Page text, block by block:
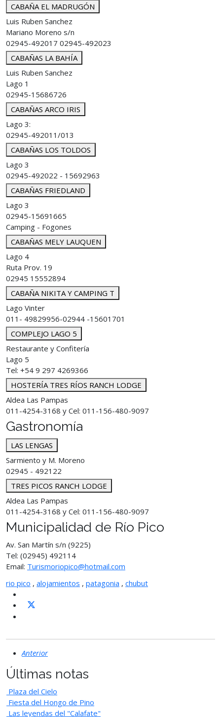
CABAÑA EL MADRUGÓN
Luis Ruben Sanchez
Mariano Moreno s/n
02945-492017 02945-492023
CABAÑAS LA BAHÍA
Luis Ruben Sanchez
Lago 1
02945-15686726
CABAÑAS ARCO IRIS
Lago 3:
02945-492011/013
CABAÑAS LOS TOLDOS
Lago 3
02945-492022 - 15692963
CABAÑAS FRIEDLAND
Lago 3
02945-15691665
Camping - Fogones
CABAÑAS MELY LAUQUEN
Lago 4
Ruta Prov. 19
02945 15552894
CABAÑA NIKITA Y CAMPING T
Lago Vinter
011- 49829956-02944 -15601701
COMPLEJO LAGO 5
Restaurante y Confitería
Lago 5
Tel: +54 9 297 4269366
HOSTERÍA TRES RÍOS RANCH LODGE
Aldea Las Pampas
011-4254-3168 y Cel: 011-156-480-9097
Gastronomía
LAS LENGAS
Sarmiento y M. Moreno
02945 - 492122
TRES PICOS RANCH LODGE
Aldea Las Pampas
011-4254-3168 y Cel: 011-156-480-9097
Municipalidad de Río Pico
Av. San Martín s/n (9225)
Tel: (02945) 492114
Email: Turismoriopico@hotmail.com
rio pico , alojamientos , patagonia , chubut
Anterior
Últimas notas
Plaza del Cielo
Fiesta del Hongo de Pino
Las leyendas del "Calafate"